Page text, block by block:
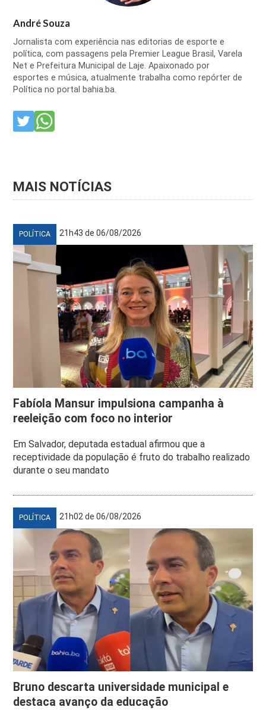
André Souza
Jornalista com experiência nas editorias de esporte e
política, com passagens pela Premier League Brasil, Varela
Net e Prefeitura Municipal de Laje. Apaixonado por
esportes e música, atualmente trabalha como repórter de
Política no portal bahia.ba.
MAIS NOTÍCIAS
POLÍTICA 21h43 de 06/08/2026
Fabíola Mansur impulsiona campanha à
reeleição com foco no interior
Em Salvador, deputada estadual afirmou que a
receptividade da população é fruto do trabalho realizado
durante o seu mandato
POLÍTICA 21h02 de 06/08/2026
Bruno descarta universidade municipal e
destaca avanço da educação